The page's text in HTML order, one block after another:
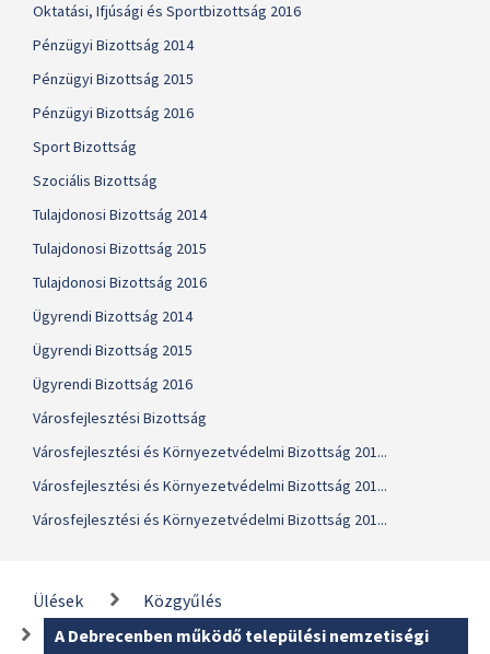
Oktatási, Ifjúsági és Sportbizottság 2016
Pénzügyi Bizottság 2014
Pénzügyi Bizottság 2015
Pénzügyi Bizottság 2016
Sport Bizottság
Szociális Bizottság
Tulajdonosi Bizottság 2014
Tulajdonosi Bizottság 2015
Tulajdonosi Bizottság 2016
Ügyrendi Bizottság 2014
Ügyrendi Bizottság 2015
Ügyrendi Bizottság 2016
Városfejlesztési Bizottság
Városfejlesztési és Környezetvédelmi Bizottság 201...
Városfejlesztési és Környezetvédelmi Bizottság 201...
Városfejlesztési és Környezetvédelmi Bizottság 201...
Ülések
Közgyűlés
A Debrecenben működő települési nemzetiségi